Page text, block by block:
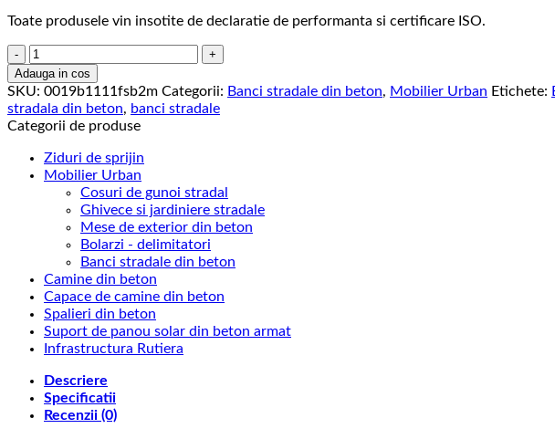
Toate produsele vin insotite de declaratie de performanta si certificare ISO.
Cantitate
Banca
din
beton
cu
de
piatra
Adauga in cos
SKU: 0019b1111fsb2m Categorii: Banci stradale din beton, Mobilier Urban Etichete:
stradala din beton, banci stradale
Categorii de produse
Ziduri de sprijin
Mobilier Urban
Cosuri de gunoi stradal
Ghivece si jardiniere stradale
Mese de exterior din beton
Bolarzi - delimitatori
Banci stradale din beton
Camine din beton
Capace de camine din beton
Spalieri din beton
Suport de panou solar din beton armat
Infrastructura Rutiera
Descriere
Specificatii
Recenzii (0)